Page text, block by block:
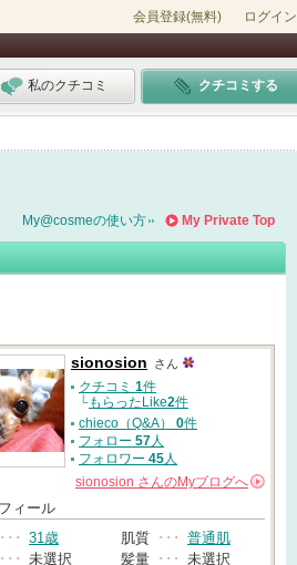
会員登録(無料) ログイン
私のクチコミ クチコミする
My Private Top
My@cosmeの使い方
sionosion さん
クチコミ 1件
└もらったLike2件
chieco（Q&A） 0件
フォロー 57人
フォロワー 45人
sionosion さんのMyブログへ
ィール
･･･ 31歳 肌質 ･･･ 普通肌
･･･ 未選択 髪量 ･･･ 未選択